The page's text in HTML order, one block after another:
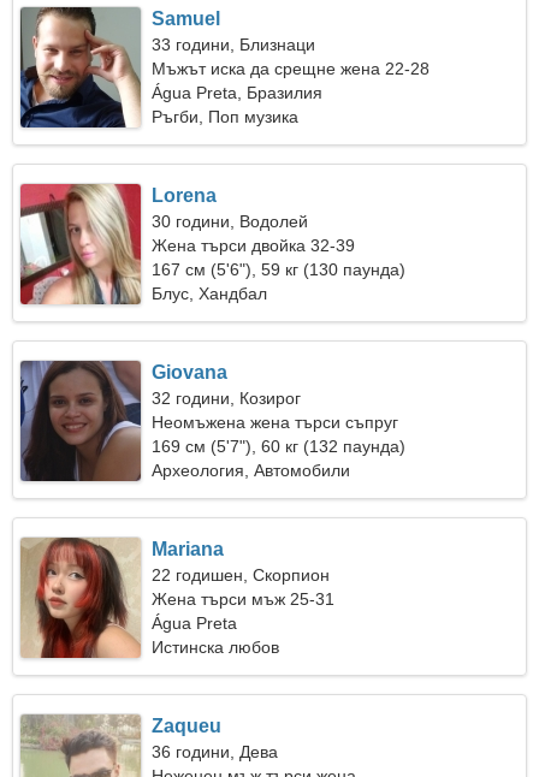
Samuel
33 години, Близнаци
Мъжът иска да срещне жена 22-28
Água Preta, Бразилия
Ръгби, Поп музика
Lorena
30 години, Водолей
Жена търси двойка 32-39
167 см (5'6"), 59 кг (130 паунда)
Блус, Хандбал
Giovana
32 години, Козирог
Неомъжена жена търси съпруг
169 см (5'7"), 60 кг (132 паунда)
Археология, Автомобили
Mariana
22 годишен, Скорпион
Жена търси мъж 25-31
Água Preta
Истинска любов
Zaqueu
36 години, Дева